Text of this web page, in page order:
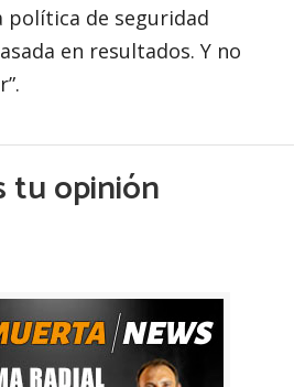
política de seguridad
en resultados. Y no
tu opinión